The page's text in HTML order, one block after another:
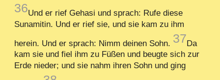
36Und er rief Gehasi und sprach: Rufe diese
Sunamitin. Und er rief sie, und sie kam zu ihm
herein. Und er sprach: Nimm deinen Sohn. 37Da
kam sie und fiel ihm zu Füßen und beugte sich zur
Erde nieder; und sie nahm ihren Sohn und ging